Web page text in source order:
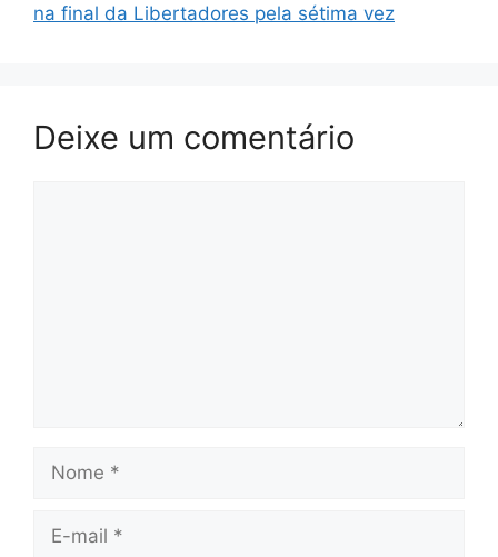
na final da Libertadores pela sétima vez
Deixe um comentário
Nome